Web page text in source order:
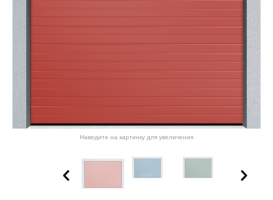
Наведите на картинку для увеличения